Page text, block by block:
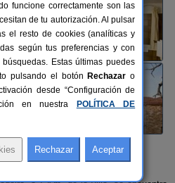
funcione correctamente son las
de tu autorización. Al pulsar
el resto de cookies (analíticas y
según tus preferencias y con
Estas últimas puedes
pulsando el botón Rechazar o
desde “Configuración de
en nuestra
POLÍTICA DE